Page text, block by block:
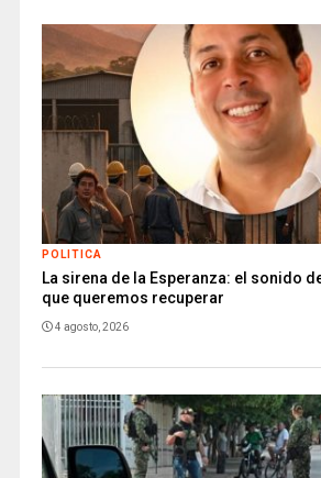
POLITICA
La sirena de la Esperanza: el sonido
que queremos recuperar
4 agosto, 2026